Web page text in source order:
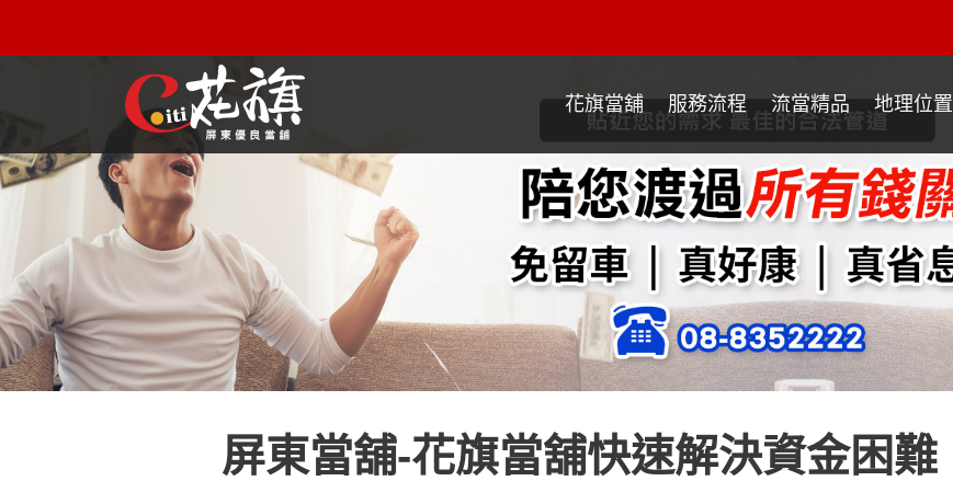
屏東機車借款解決您所有的借貸疑慮，完全了解、滿意再貸！
花旗當舖 服務流程 流當精品 地理位置
屏東當舖-花旗當舖快速解決資金困難